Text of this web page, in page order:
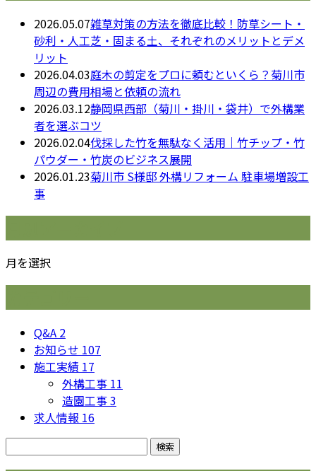
2026.05.07雑草対策の方法を徹底比較！防草シート・
砂利・人工芝・固まる土、それぞれのメリットとデメ
リット
2026.04.03庭木の剪定をプロに頼むといくら？菊川市
周辺の費用相場と依頼の流れ
2026.03.12静岡県西部（菊川・掛川・袋井）で外構業
者を選ぶコツ
2026.02.04伐採した竹を無駄なく活用｜竹チップ・竹
パウダー・竹炭のビジネス展開
2026.01.23菊川市 S様邸 外構リフォーム 駐車場増設工
事
月を選択
Q&A 2
お知らせ 107
施工実績 17
外構工事 11
造園工事3
求人情報 16